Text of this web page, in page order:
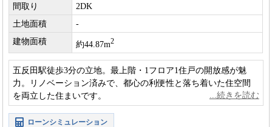
間取り
2DK
土地面積
-
建物面積
約44.87m2
五反田駅徒歩3分の立地。最上階・1フロア1住戸の開放感が魅
力。リノベーション済みで、都心の利便性と落ち着いた住空間
を両立した住まいです。
ローンシミュレーション